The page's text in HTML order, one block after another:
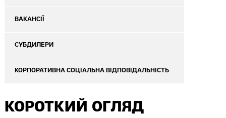
ВАКАНСІЇ
СУБДИЛЕРИ
КОРПОРАТИВНА СОЦІАЛЬНА ВІДПОВІДАЛЬНІСТЬ
КОРОТКИЙ ОГЛЯД